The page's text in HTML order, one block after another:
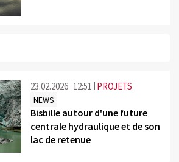
23.02.2026 12:51 PROJETS
NEWS
Bisbille autour d'une future
centrale hydraulique et de son
lac de retenue